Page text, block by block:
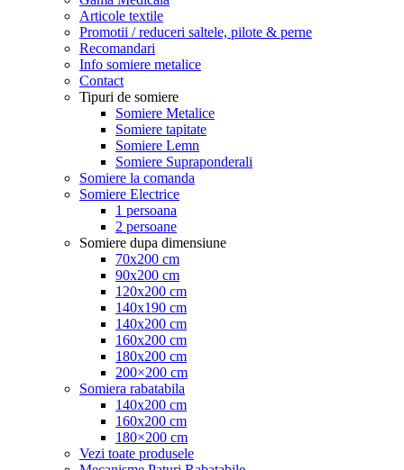
Articole textile
Promotii / reduceri saltele, pilote & perne
Recomandari
Info somiere metalice
Contact
Tipuri de somiere
Somiere Metalice
Somiere tapitate
Somiere Lemn
Somiere Supraponderali
Somiere la comanda
Somiere Electrice
1 persoana
2 persoane
Somiere dupa dimensiune
70x200 cm
90x200 cm
120x200 cm
140x190 cm
140x200 cm
160x200 cm
180x200 cm
200×200 cm
Somiera rabatabila
140x200 cm
160x200 cm
180×200 cm
Vezi toate produsele